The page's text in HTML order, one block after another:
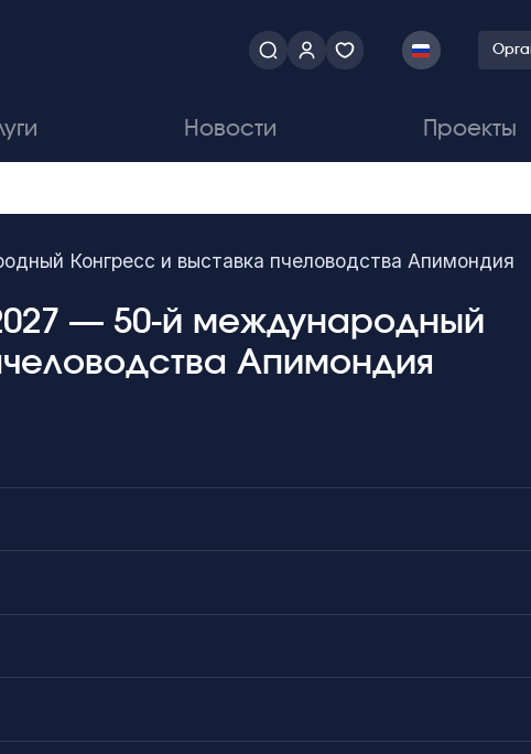
Новости Проекты
Конгресс и выставка пчеловодства Апимондия
— 50-й международный
Апимондия